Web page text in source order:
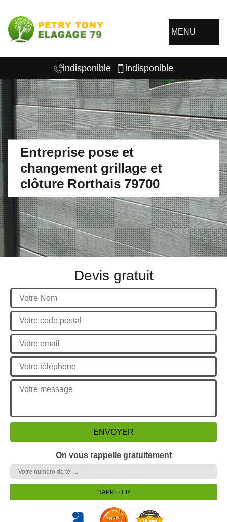
MENU
indisponible indisponible
Entreprise pose et
changement grillage et
clôture Rorthais 79700
Devis gratuit
On vous rappelle gratuitement